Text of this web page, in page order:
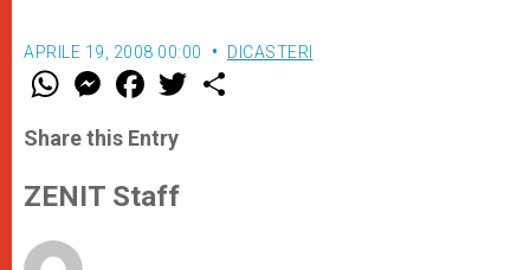
APRILE 19, 2008 00:00 DICASTERI
W
t
s
p
p
M
e
s
e
g
e
F
a
e
b
o
k
w
Share this Entry
ZENIT Staff